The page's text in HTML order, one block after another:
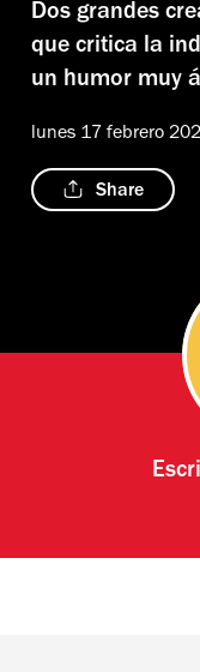
Dos grandes
que critica la
un humor muy
lunes 17 febrero
Share